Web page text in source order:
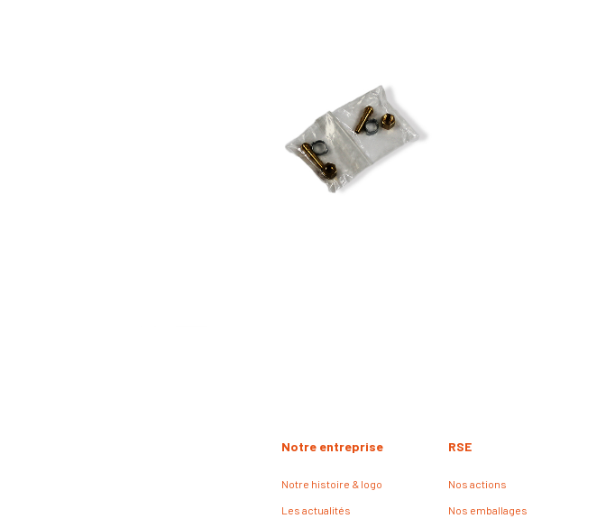
RSE
Nos actions
Nos emballages
Notre entreprise
Notre histoire & logo
Les actualités